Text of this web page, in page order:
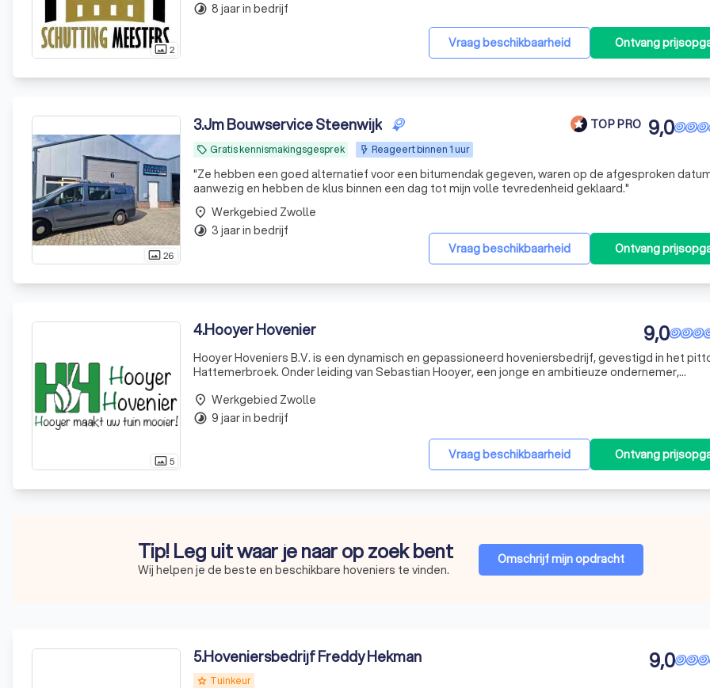
photo_size_select_actual2 Vraag beschikbaarheid Ontvang
timelapse 8 jaar in bedrijf
photo_size_select_actual26
3.Jm Bouwservice Steenwijk TOP PRO
local_offer Gratis kennismakingsgesprek Reageert binnen 1 uur
9,0
"Ze hebben een goed alternatief voor een bitumendak gegeven, waren op de afgesproken
aanwezig en hebben de klus binnen een dag tot mijn volle tevredenheid geklaard."
Vraag beschikbaarheid Ontvang
place Werkgebied Zwolle
timelapse 3 jaar in bedrijf
photo_size_select_actual5
4.Hooyer Hovenier 9,0
Hooyer Hoveniers B.V. is een dynamisch en gepassioneerd hoveniersbedrijf, gevestigd in het
Hattemerbroek. Onder leiding van Sebastian Hooyer, een jonge en ambitieuze ondernemer,
nu gaat om e
Vraag beschikbaarheid Ontvang
place Werkgebied Zwolle
timelapse 9 jaar in bedrijf
Tip! Leg uit waar je naar op zoek bent
Wij helpen je de beste en beschikbare hoveniers te vinden.
Omschrijf mijn opdracht
5.Hoveniersbedrijf Freddy Hekman
grade Tuinkeur
9,0